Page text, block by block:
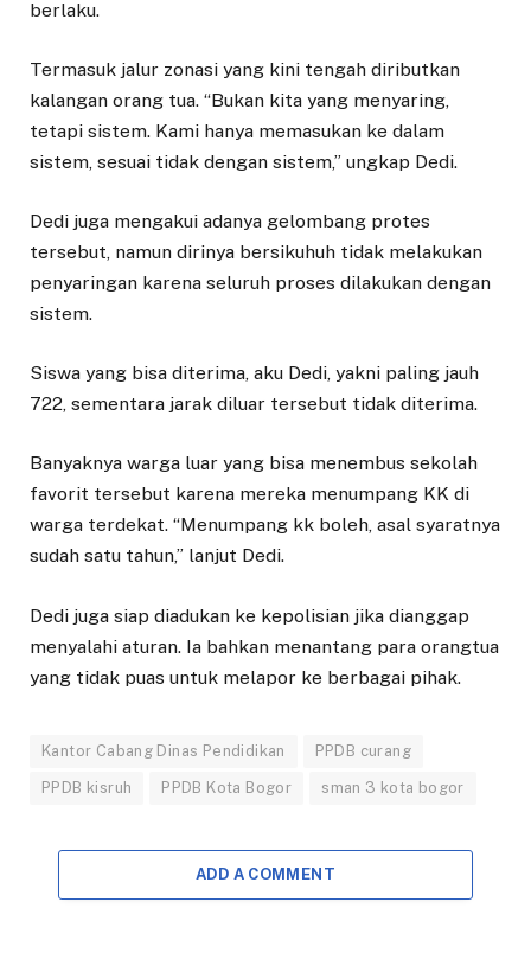
berlaku.
Termasuk jalur zonasi yang kini tengah diributkan
kalangan orang tua. “Bukan kita yang menyaring,
tetapi sistem. Kami hanya memasukan ke dalam
sistem, sesuai tidak dengan sistem,” ungkap Dedi.
Dedi juga mengakui adanya gelombang protes
tersebut, namun dirinya bersikuhuh tidak melakukan
penyaringan karena seluruh proses dilakukan dengan
sistem.
Siswa yang bisa diterima, aku Dedi, yakni paling jauh
722, sementara jarak diluar tersebut tidak diterima.
Banyaknya warga luar yang bisa menembus sekolah
favorit tersebut karena mereka menumpang KK di
warga terdekat. “Menumpang kk boleh, asal syaratnya
sudah satu tahun,” lanjut Dedi.
Dedi juga siap diadukan ke kepolisian jika dianggap
menyalahi aturan. Ia bahkan menantang para orangtua
yang tidak puas untuk melapor ke berbagai pihak.
Kantor Cabang Dinas Pendidikan PPDB curang
PPDB kisruh PPDB Kota Bogor sman 3 kota bogor
ADD A COMMENT